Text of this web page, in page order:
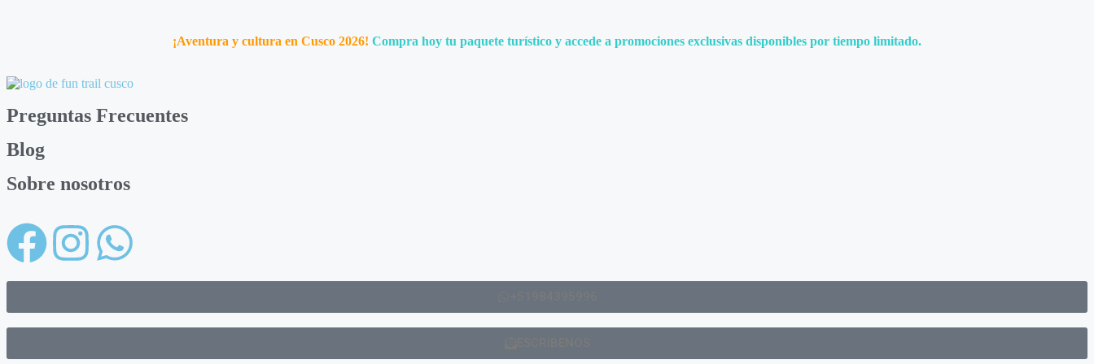
¡Aventura y cultura en Cusco 2026! Compra hoy tu paquete turístico y accede a promociones exclusivas disponibles por tiempo limitado.
Preguntas Frecuentes
Blog
Sobre nosotros